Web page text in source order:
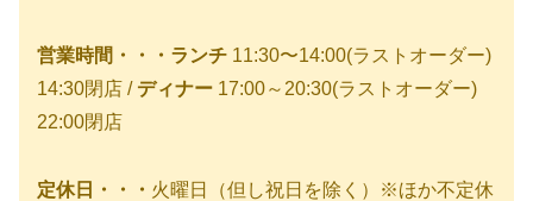
営業時間・・・ランチ 11:30〜14:00(ラストオーダー)
14:30閉店 / ディナー 17:00～20:30(ラストオーダー)
22:00閉店
定休日・・・ 火曜日（但し祝日を除く）
※ほか不定休